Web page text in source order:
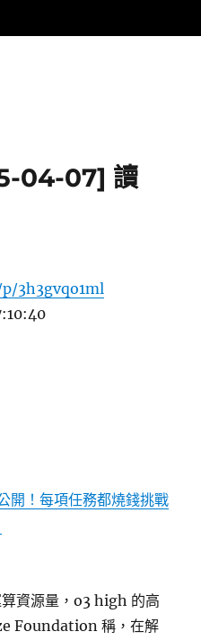
04-07] 讀
3h3gvqo1ml
開！每項任務都燒錢挑戰
資源量，o3 high 的高
Foundation 稱，在解